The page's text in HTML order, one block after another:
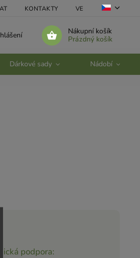
KONTAKTY VELKOOBCHOD
Nákupní košík
Prázdný košík
Dárkové sady Nádobí
podpora: